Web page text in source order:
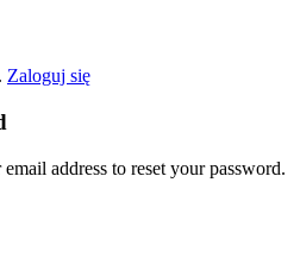
Zaloguj się
address to reset your password.